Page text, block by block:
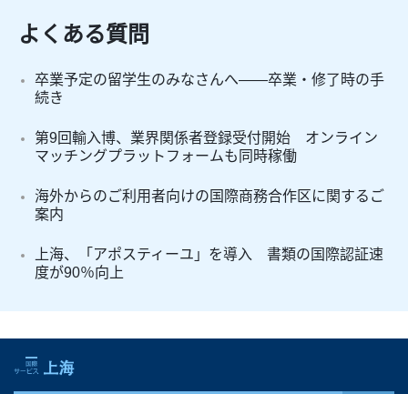
よくある質問
卒業予定の留学生のみなさんへ――卒業・修了時の手
続き
第9回輸入博、業界関係者登録受付開始 オンライン
マッチングプラットフォームも同時稼働
海外からのご利用者向けの国際商務合作区に関するご
案内
上海、「アポスティーユ」を導入 書類の国際認証速
度が90％向上